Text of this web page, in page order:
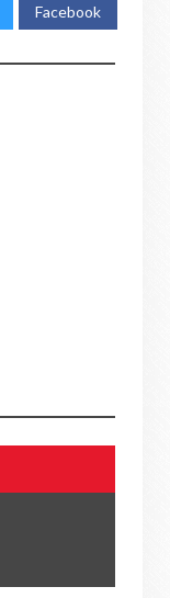
Facebook